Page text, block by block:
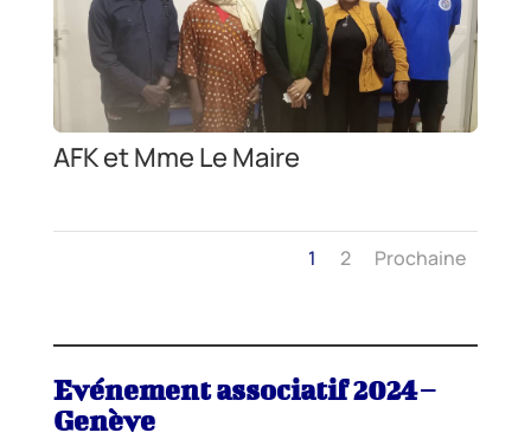
AFK et Mme Le Maire
1 2 Prochaine
Evénement associatif 2024 –
Genève